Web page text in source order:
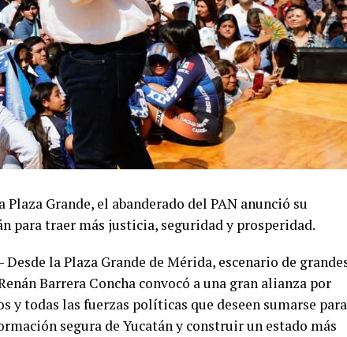
Grande, el abanderado del PAN anunció su
para traer más justicia, seguridad y prosperidad.
Desde la Plaza Grande de Mérida, escenario de
Barrera Concha convocó a una gran alianza por
y todas las fuerzas políticas que deseen sumarse para
segura de Yucatán y construir un estado más